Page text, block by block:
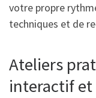
votre propre
techniques et de
Ateliers
interactif et